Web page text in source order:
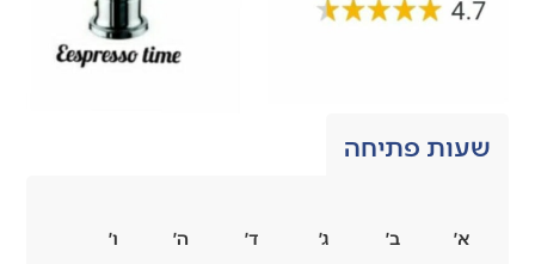
שעות פתיחה
א׳ ב׳ ג׳ ד׳ ה׳
ו׳